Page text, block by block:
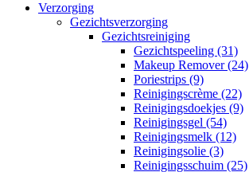
Verzorging
Gezichtsverzorging
Gezichtsreiniging
Gezichtspeeling (31)
Makeup Remover (24)
Poriestrips (9)
Reinigingscrème (22)
Reinigingsdoekjes (9)
Reinigingsgel (54)
Reinigingsmelk (12)
Reinigingsolie (3)
Reinigingsschuim (25)